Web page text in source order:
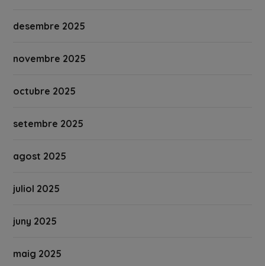
desembre 2025
novembre 2025
octubre 2025
setembre 2025
agost 2025
juliol 2025
juny 2025
maig 2025